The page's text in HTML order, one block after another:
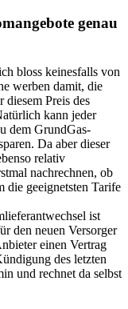
genau
bloss keinesfalls von
werben damit, die
Preis des
kann jeder
dem GrundGas-
Da aber dieser
relativ
nachrechnen, ob
die geeignetsten Tarife
ist
den neuen Versorger
einen Vertrag
des letzten
und rechnet da selbst